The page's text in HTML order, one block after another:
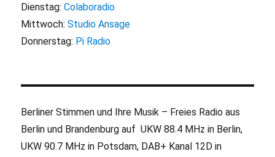
Dienstag:Colaboradio
Mittwoch:Studio Ansage
Donnerstag: Pi Radio
Berliner Stimmen und Ihre Musik – Freies Radio aus
Berlin und Brandenburg auf UKW 88.4 MHz in Berlin,
UKW 90.7 MHz in Potsdam, DAB+ Kanal 12D in